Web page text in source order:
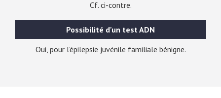
Cf. ci-contre.
Possibilité d'un test ADN
Oui, pour l’épilepsie juvénile familiale bénigne.